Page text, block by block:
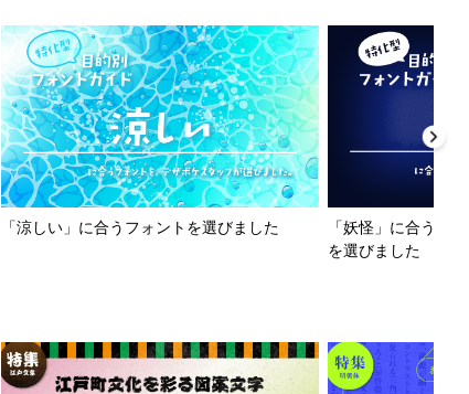
「涼しい」に合うフォントを選びました
「妖怪」に合うフ
を選びました